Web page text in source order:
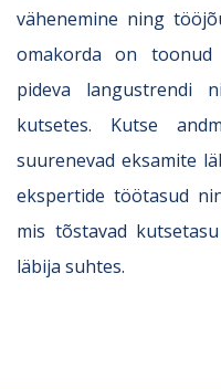
vähenemine ning
omakorda on
pideva langustrendi
kutsetes. Kutse
suurenevad eksamite
ekspertide töötasud
mis tõstavad
läbija suhtes.